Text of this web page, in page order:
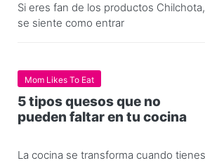
Si eres fan de los productos
se siente como entrar
Mom Likes To Eat
5 tipos quesos que no
pueden faltar en tu cocina
La cocina se transforma cuando